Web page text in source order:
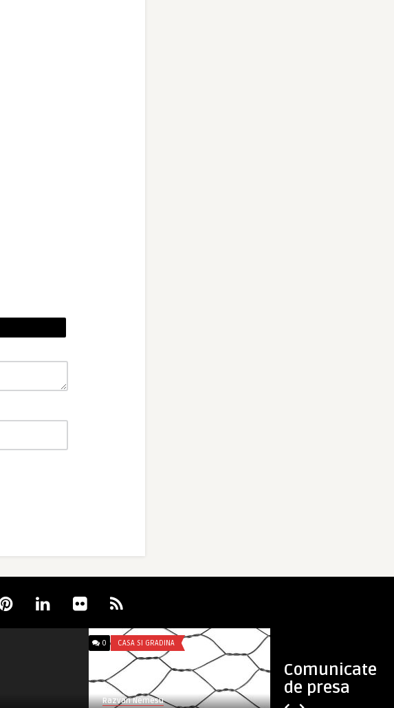
Comunicate
de presa
0 CASA SI GRADINA
Razvan Nemesu